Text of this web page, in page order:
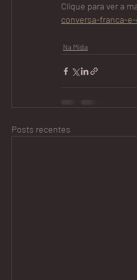
Clique para ver a
conversa-franca-
Na Mídia
Posts recentes